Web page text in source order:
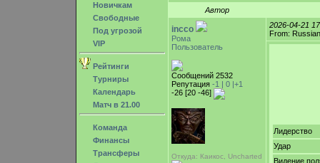
Новичкам
Свободные
Под угрозой
VIP
Рейтинги
Турниры
Календарь
Матч в 21.00
Команда
Финансы
Трансферы
Автор
incco
Рома
Пользователь
Сообщений 2532
Репутация -1 | 0 |+1
-26 [20 -46]
Откуда: Каикос, Uncharted
2026-04-21
From:
Лидерство
Удар
Видение